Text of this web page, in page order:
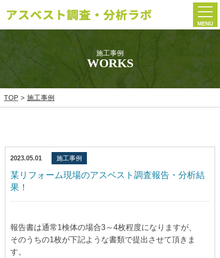
MENU
施工事例
WORKS
TOP 施工事例
2023.05.01 施工事例
某リフォーム現場のアスベスト調査報告・分析結
果！
報告書は通常1検体の場合3～4枚程度になりますが、
そのうちの1枚が下記ような書類で提出させて頂きま
す。